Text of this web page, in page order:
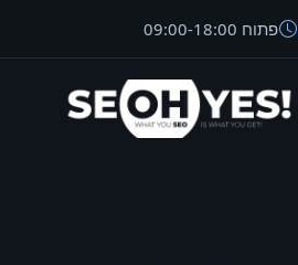
פתוח 09:00-18:00
SEOH